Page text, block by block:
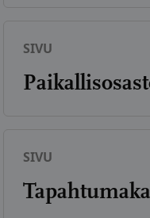
SIVU
SIVU